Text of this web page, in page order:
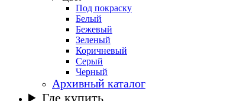
Под покраску
Белый
Бежевый
Зеленый
Коричневый
Серый
Черный
Архивный каталог
Где купить